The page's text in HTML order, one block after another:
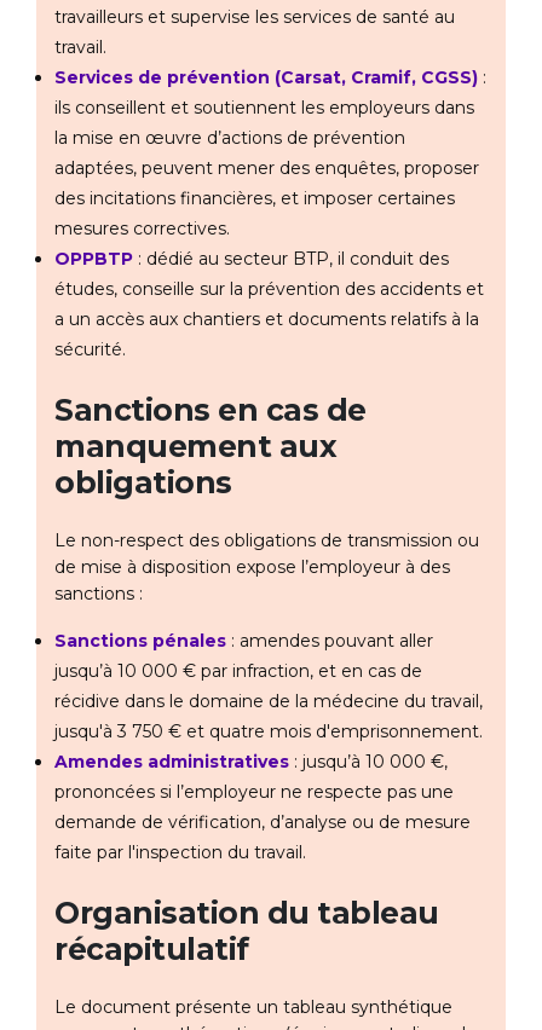
travailleurs et supervise les services de santé au
travail.
Services de prévention (Carsat, Cramif, CGSS) :
ils conseillent et soutiennent les employeurs dans
la mise en œuvre d’actions de prévention
adaptées, peuvent mener des enquêtes, proposer
des incitations financières, et imposer certaines
mesures correctives.
OPPBTP : dédié au secteur BTP, il conduit des
études, conseille sur la prévention des accidents et
a un accès aux chantiers et documents relatifs à la
sécurité.
Sanctions en cas de
manquement aux
obligations
Le non-respect des obligations de transmission ou
de mise à disposition expose l’employeur à des
sanctions :
Sanctions pénales : amendes pouvant aller
jusqu’à 10 000 € par infraction, et en cas de
récidive dans le domaine de la médecine du travail,
jusqu'à 3 750 € et quatre mois d'emprisonnement.
Amendes administratives : jusqu’à 10 000 €,
prononcées si l’employeur ne respecte pas une
demande de vérification, d’analyse ou de mesure
faite par l'inspection du travail.
Organisation du tableau
récapitulatif
Le document présente un tableau synthétique